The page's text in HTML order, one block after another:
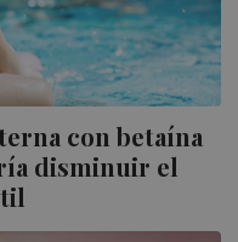
con betaína
disminuir el